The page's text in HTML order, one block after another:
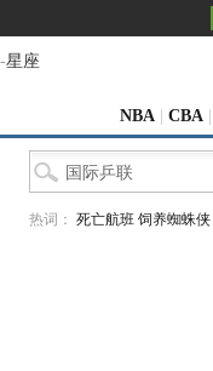
-星座
NBA CBA
热词： 死亡航班 饲养蜘蛛侠